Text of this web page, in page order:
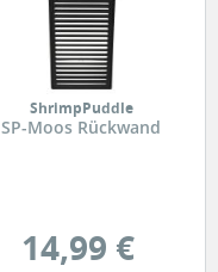
ShrimpPuddle
SP-Moos Rückwand
14,99 €